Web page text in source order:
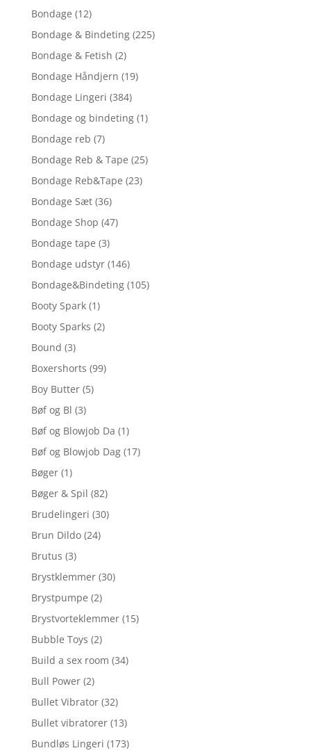
Bondage (12)
Bondage & Bindeting (225)
Bondage & Fetish (2)
Bondage Håndjern (19)
Bondage Lingeri (384)
Bondage og bindeting (1)
Bondage reb (7)
Bondage Reb & Tape (25)
Bondage Reb&Tape (23)
Bondage Sæt (36)
Bondage Shop (47)
Bondage tape (3)
Bondage udstyr (146)
Bondage&Bindeting (105)
Booty Spark (1)
Booty Sparks (2)
Bound (3)
Boxershorts (99)
Boy Butter (5)
Bøf og Bl (3)
Bøf og Blowjob Da (1)
Bøf og Blowjob Dag (17)
Bøger (1)
Bøger & Spil (82)
Brudelingeri (30)
Brun Dildo (24)
Brutus (3)
Brystklemmer (30)
Brystpumpe (2)
Brystvorteklemmer (15)
Bubble Toys (2)
Build a sex room (34)
Bull Power (2)
Bullet Vibrator (32)
Bullet vibratorer (13)
Bundløs Lingeri (173)